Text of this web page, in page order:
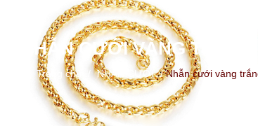
NHẪN CƯỚI VÀNG
Trang chủ NHẪN CƯỚI / Nhẫn cưới vàng